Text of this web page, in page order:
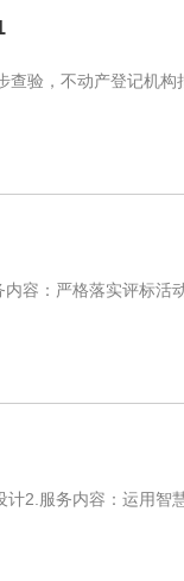
验，不动产登记机
容：严格落实评标活
2.服务内容：运用智